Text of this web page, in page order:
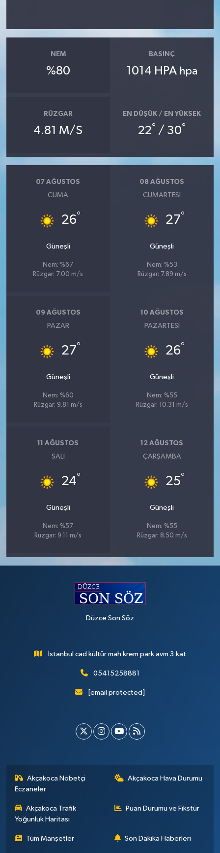
NEM
%80
BASINÇ
1014 HPA hpa
RÜZGAR
4.81 M/S
EN DÜŞÜK / EN YÜKSEK
22° / 30°
07 AĞUSTOS
CUMA
26°
Güneşli
Nem: %67
Rüzgar: 7.00 m/s
08 AĞUSTOS
CUMARTESI
27°
Güneşli
Nem: %53
Rüzgar: 7.89 m/s
09 AĞUSTOS
PAZAR
27°
Güneşli
Nem: %60
Rüzgar: 9.81 m/s
10 AĞUSTOS
PAZARTESI
26°
Güneşli
Nem: %55
Rüzgar: 10.31 m/s
11 AĞUSTOS
SALI
24°
Güneşli
Nem: %57
Rüzgar: 9.11 m/s
12 AĞUSTOS
ÇARŞAMBA
25°
Güneşli
Nem: %55
Rüzgar: 8.50 m/s
Düzce Son Söz
İstanbul cad kültür mah krem park avm 3.kat
05415258881
[email protected]
Akçakoca Nöbetçi
Eczaneler
Akçakoca Hava Durumu
Akçakoca Trafik
Yoğunluk Haritası
Puan Durumu ve Fikstür
Tüm Manşetler Son Dakika Haberleri